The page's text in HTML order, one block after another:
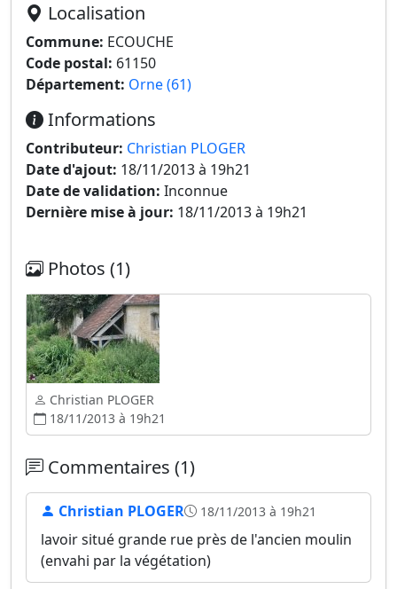
Localisation
Commune: ECOUCHE
Code postal: 61150
Département: Orne (61)
Informations
Contributeur: Christian PLOGER
Date d'ajout: 18/11/2013 à 19h21
Date de validation: Inconnue
Dernière mise à jour: 18/11/2013 à 19h21
Photos (1)
Christian PLOGER
18/11/2013 à 19h21
Commentaires (1)
Christian PLOGER 18/11/2013 à 19h21
lavoir situé grande rue près de l'ancien moulin
(envahi par la végétation)